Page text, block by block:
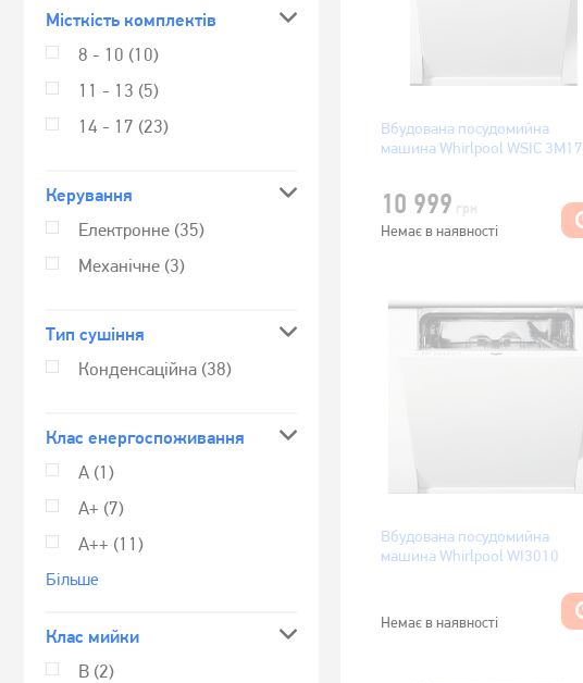
Місткість комплектів
8 - 10 (10)
11 - 13 (5)
14 - 17 (23)
Керування
Електронне (35)
Механічне (3)
Тип сушіння
Конденсаційна (38)
Клас енергоспоживання
А (1)
А+ (7)
А++ (11)
Бiльше
Клас мийки
B (2)
Вбудована посудомийна
машина Whirlpool WSIC 3M17
10 999
Немає в наявності
Вбудована посудомийна
машина Whirlpool WI3010
Немає в наявності